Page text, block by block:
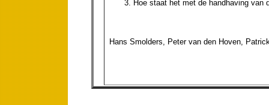
Hoe staat het met de handhaving van
Hans Smolders, Peter van den Hoven,